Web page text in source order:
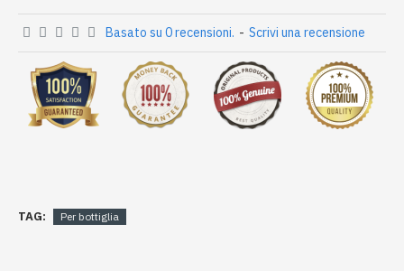
Basato su 0 recensioni. - Scrivi una recensione
TAG: Per bottiglia